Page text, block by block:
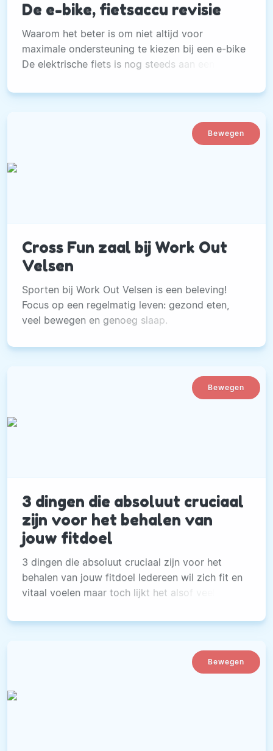
De e-bike, fietsaccu revisie
Waarom het beter is om niet altijd voor
maximale ondersteuning te kiezen bij een e-bike
De elektrische fiets is nog steeds aan een
verkochte fietsen in Nederland is een e-bike. De
gemotoriseerde vervoersmiddelen, waarbij
Bewegen
Cross Fun zaal bij Work Out
Velsen
Sporten bij Work Out Velsen is een beleving!
Focus op een regelmatig leven: gezond eten,
veel bewegen en genoeg slaap.
Bewegen
3 dingen die absoluut cruciaal
zijn voor het behalen van
jouw fitdoel
3 dingen die absoluut cruciaal zijn voor het
behalen van jouw fitdoel Iedereen wil zich fit en
vitaal voelen maar toch lijkt het alsof veel
jij nou echt nodig om jouw fitdoel te behalen? 1.
Bewegen